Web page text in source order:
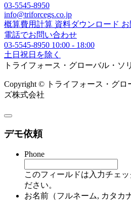
03-5545-8950
info@triforcegs.co.jp
概算費用計算 資料ダウンロード
電話でお問い合わせ
03-5545-8950 10:00 - 18:00
土日祝日を除く
トライフォース・グローバル・ソ
Copyright © トライフォース・グ
ズ株式会社
デモ依頼
Phone
このフィールドは入力チェ
ださい。
お名前（フルネーム, カタカナ